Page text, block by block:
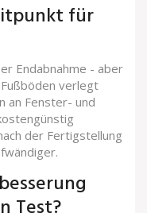
für
Endabnahme - aber
verlegt
an Fenster- und
der Fertigstellung